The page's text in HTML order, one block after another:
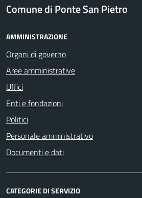
Comune di Ponte San Pietro
AMMINISTRAZIONE
Organi di governo
Aree amministrative
Uffici
Enti e fondazioni
Politici
Personale amministrativo
Documenti e dati
CATEGORIE DI SERVIZIO